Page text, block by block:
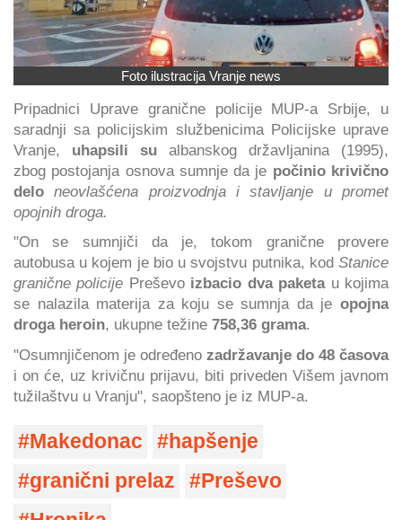
Foto ilustracija Vranje news
Pripadnici Uprave granične policije MUP-a Srbije, u
saradnji sa policijskim službenicima Policijske uprave
Vranje, uhapsili su albanskog državljanina (1995),
zbog postojanja osnova sumnje da je počinio krivično
delo
neovlašćena proizvodnja i stavljanje u promet
opojnih droga.
"On se sumnjiči da je, tokom granične provere
autobusa u kojem je bio u svojstvu putnika, kod Stanice
granične policije Preševo izbacio dva paketau kojima
se nalazila materija za koju se sumnja da je opojna
droga heroin, ukupne težine 758,36 grama.
"Osumnjičenom je određeno zadržavanje do 48 časova
i on će, uz krivičnu prijavu, biti priveden Višem javnom
tužilaštvu u Vranju", saopšteno je iz MUP-a.
Makedonac
hapšenje
granični prelaz
Preševo